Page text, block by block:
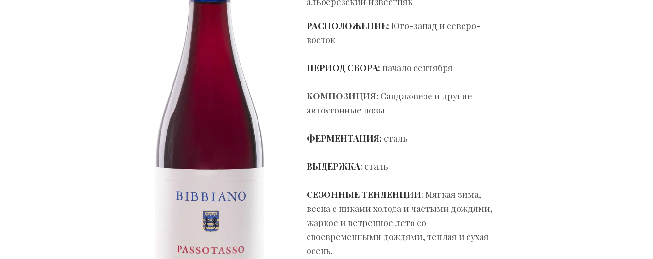
РАСПОЛОЖЕНИЕ: Юго-запад и северо-
восток
ПЕРИОД СБОРА: начало сентября
КОМПОЗИЦИЯ: Санджовезе и другие
автохтонные лозы
ФЕРМЕНТАЦИЯ: сталь
ВЫДЕРЖКА: сталь
СЕЗОННЫЕ ТЕНДЕНЦИИ: Мягкая зима,
весна с пиками холода и частыми дождями,
жаркое и ветренное лето со
своевременными дождями, теплая и сухая
осень.